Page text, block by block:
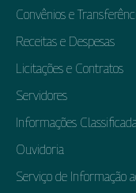
Convênios e
Receitas e Despesas
Licitações e Contratos
Servidores
Informações
Ouvidoria
Serviço de Informação